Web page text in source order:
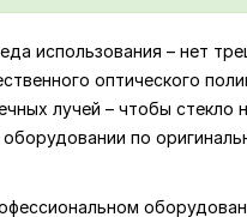
использования – нет
оптического
лучей – чтобы стекло
по